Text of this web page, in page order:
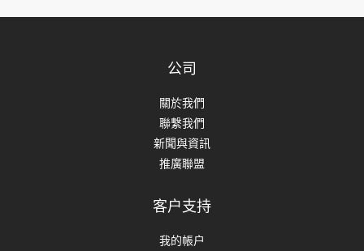
公司
關於我們
聯繫我們
新聞與資訊
推廣聯盟
客户支持
我的帳户